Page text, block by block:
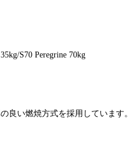
S70 Peregrine 70kg
良い燃焼方式を採用しています。